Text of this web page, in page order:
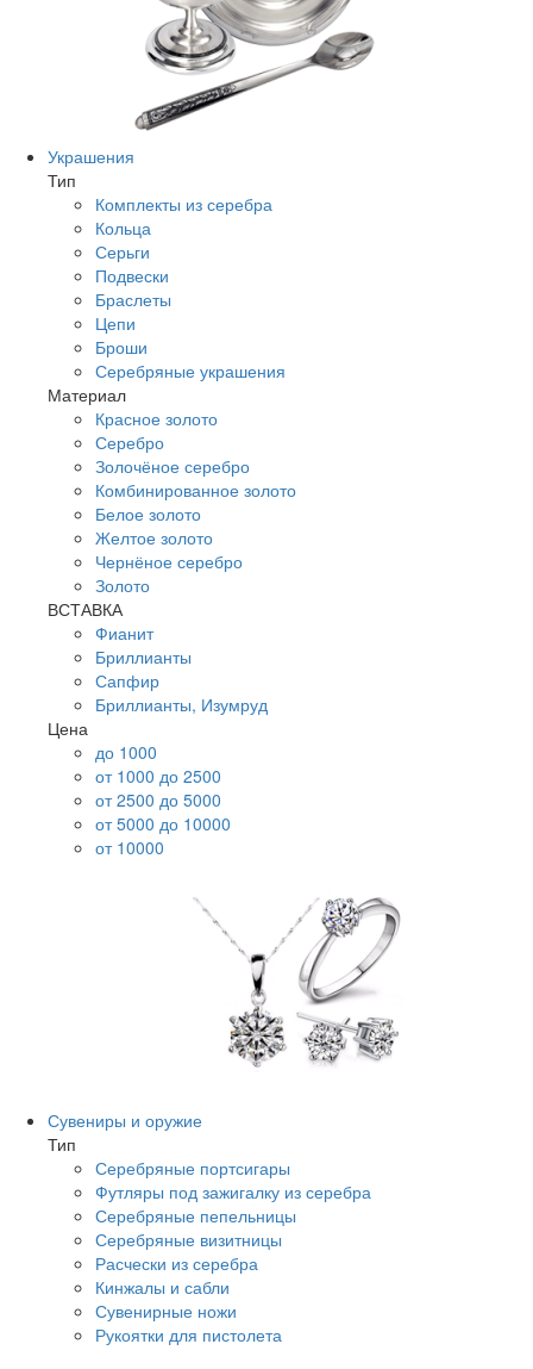
Украшения
Тип
Комплекты из серебра
Кольца
Серьги
Подвески
Браслеты
Цепи
Броши
Серебряные украшения
Материал
Красное золото
Серебро
Золочёное серебро
Комбинированное золото
Белое золото
Желтое золото
Чернёное серебро
Золото
ВСТАВКА
Фианит
Бриллианты
Сапфир
Бриллианты, Изумруд
Цена
до 1000
от 1000 до 2500
от 2500 до 5000
от 5000 до 10000
от 10000
Сувениры и оружие
Тип
Серебряные портсигары
Футляры под зажигалку из серебра
Серебряные пепельницы
Серебряные визитницы
Расчески из серебра
Кинжалы и сабли
Сувенирные ножи
Рукоятки для пистолета